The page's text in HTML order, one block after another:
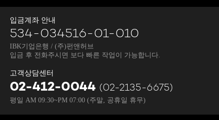
입금계좌 안내
534-034516-01-010
IBK기업은행 / (주)펀앤허브
입금 후 전화주시면 보다 빠른 작업이 가능합니다.
고객상담센터
02-412-0044 (02-2135-6675)
평일 AM 09:30~PM 07:00 (주말, 공휴일 휴무)